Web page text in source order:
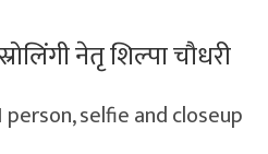
नेतृ शिल्पा चौधरी